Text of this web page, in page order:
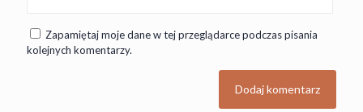
Zapamiętaj moje dane w tej przeglądarce podczas pisania
kolejnych komentarzy.